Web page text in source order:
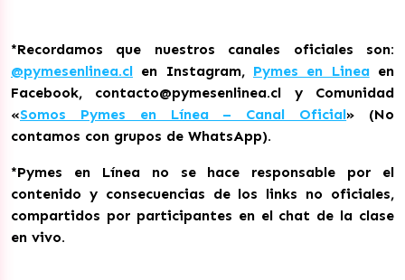
*Recordamos que nuestros canales oficiales son:
@pymesenlinea.cl en Instagram, Pymes en Lineaen
Facebook, contacto@pymesenlinea.cl y Comunidad
«Somos Pymes en Línea – Canal Oficial» (No
contamos con grupos de WhatsApp).
*Pymes en Línea no se hace responsable por el
contenido y consecuencias de los links no oficiales,
compartidos por participantes en el chat de la clase
en vivo.